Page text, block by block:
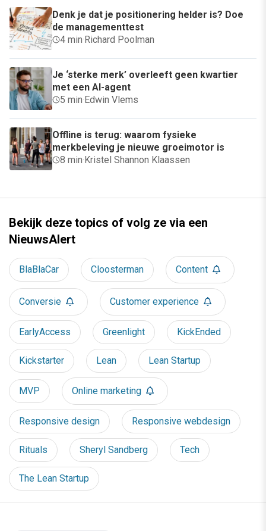
Denk je dat je positionering helder is? Doe
de managementtest
4 min·Richard Poolman
Je ‘sterke merk’ overleeft geen kwartier
met een AI-agent
5 min·Edwin Vlems
Offline is terug: waarom fysieke
merkbeleving je nieuwe groeimotor is
8 min·Kristel Shannon Klaassen
Bekijk deze topics of volg ze via een
NieuwsAlert
BlaBlaCar Cloosterman Content
Conversie Customer experience
EarlyAccess Greenlight KickEnded
Kickstarter Lean Lean Startup
MVP Online marketing
Responsive design Responsive webdesign
Rituals Sheryl Sandberg Tech
The Lean Startup